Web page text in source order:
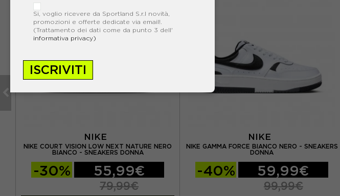
NIKE
NIKE COURT VISION LOW NEXT NATURE NERO
BIANCO - SNEAKERS DONNA
-30% 55,99€
79,99€
NIKE
NIKE GAMMA FORCE BIANCO NERO - SNEAKERS
DONNA
-40% 59,99€
99,99€
Si, voglio ricevere da Sportland S.r.l novità,
promozioni e offerte dedicate via email!.
(Trattamento dei dati come da punto 3 dell'
informativa privacy)
ISCRIVITI